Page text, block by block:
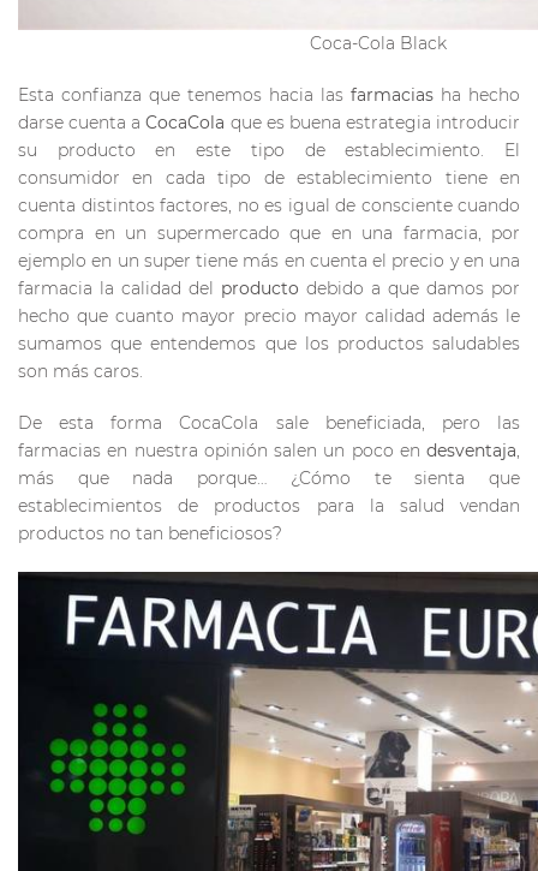
Coca-Cola Black
Esta confianza que tenemos hacia las farmacias ha hecho
darse cuenta aCocaCola que es buena estrategia introducir
su producto en este tipo de establecimiento. El
consumidor en cada tipo de establecimiento tiene en
cuenta distintos factores, no es igual de consciente cuando
compra en un supermercado que en una farmacia, por
ejemplo en un super tiene más en cuenta el precio y en una
farmacia la calidad del producto debido a que damos por
hecho que cuanto mayor precio mayor calidad además le
sumamos que entendemos que los productos saludables
son más caros.
De esta forma CocaCola sale beneficiada, pero las
farmacias en nuestra opinión salen un poco en desventaja
más que nada porque… ¿Cómo te sienta que
establecimientos de productos para la salud vendan
productos no tan beneficiosos?